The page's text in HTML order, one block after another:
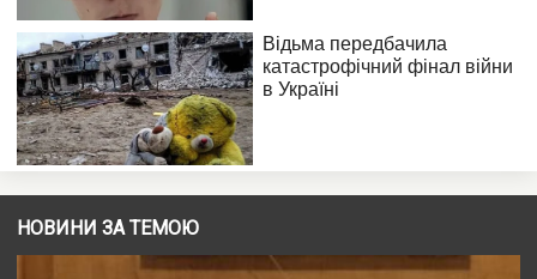
НОВИНИ ЗА ТЕМОЮ